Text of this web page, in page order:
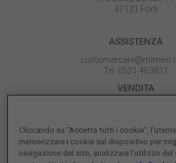
47121 Forlì
ASSISTENZA
Tel. 0521 463811
VENDITA
SEGUICI SUI NOSTRI
Cliccando su “Accetta tutti i cookie”,
memorizzare i cookie sul dispositivo per
navigazione del sito, analizzare l'utilizzo del